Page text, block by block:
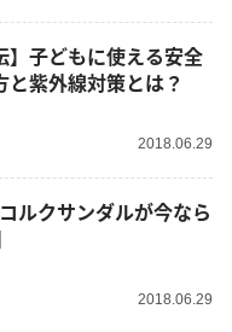
】子どもに使える安全
紫外線対策とは？
2018.06.29
ルクサンダルが今なら
2018.06.29